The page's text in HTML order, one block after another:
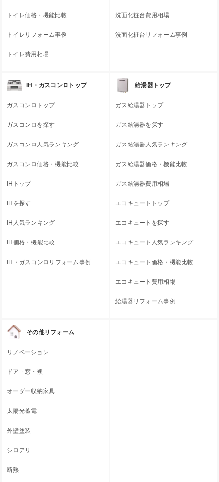
トイレ価格・機能比較
トイレリフォーム事例
トイレ費用相場
洗面化粧台費用相場
洗面化粧台リフォーム事例
IH・ガスコンロトップ
ガスコンロトップ
ガスコンロを探す
ガスコンロ人気ランキング
ガスコンロ価格・機能比較
IHトップ
IHを探す
IH人気ランキング
IH価格・機能比較
IH・ガスコンロリフォーム事例
給湯器トップ
ガス給湯器トップ
ガス給湯器を探す
ガス給湯器人気ランキング
ガス給湯器価格・機能比較
ガス給湯器費用相場
エコキュートトップ
エコキュートを探す
エコキュート人気ランキング
エコキュート価格・機能比較
エコキュート費用相場
給湯器リフォーム事例
その他リフォーム
リノベーション
ドア・窓・襖
オーダー収納家具
太陽光蓄電
外壁塗装
シロアリ
断熱